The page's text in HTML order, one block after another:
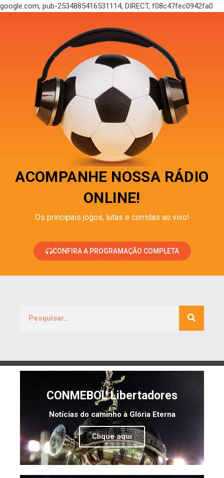
google.com, pub-2534885416531114, DIRECT, f08c47fec0942fa0
ACOMPANHE NOSSA RÁDIO
ONLINE!
Os principais jogos, lutas e corridas ao vivo!
CONFIRA A PROGRAMAÇÃO COMPLETA
CONMEBOL Libertadores
Notícias do caminho à Glória Eterna
Clique aqui